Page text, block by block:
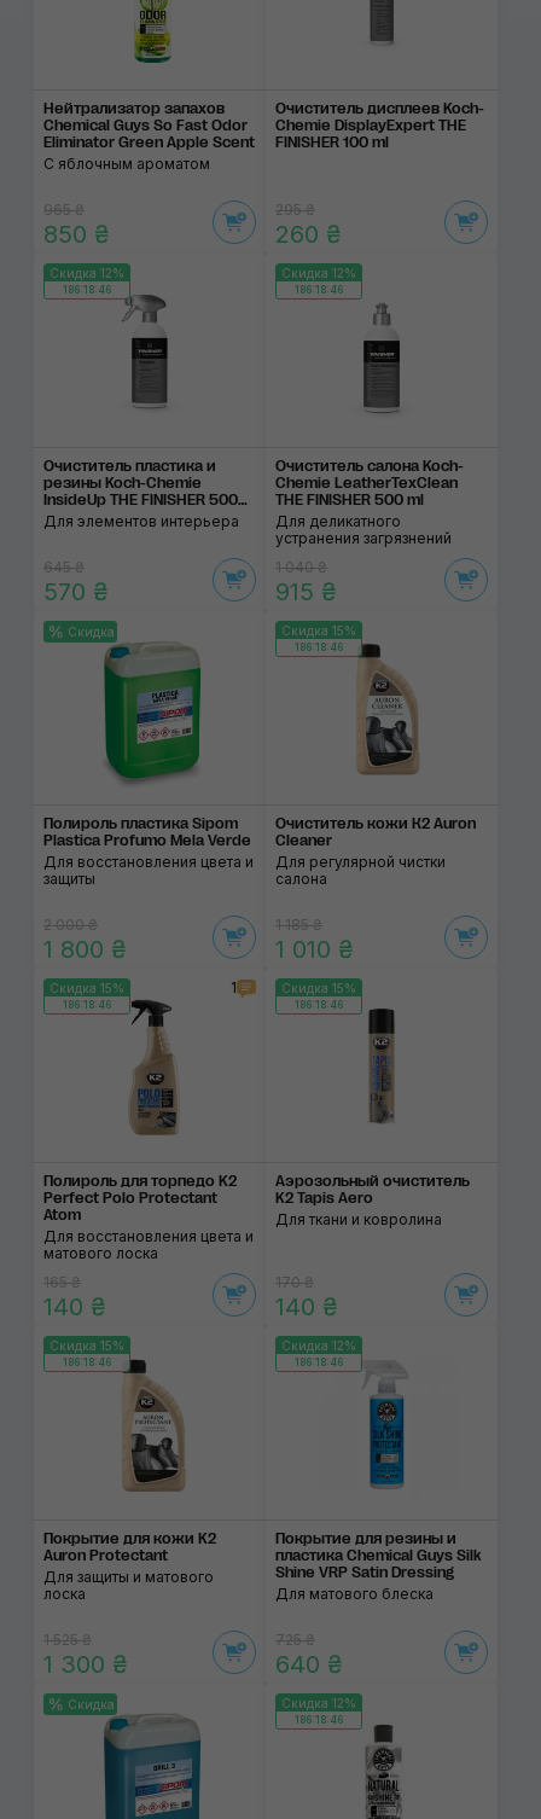
Нейтрализатор запа­хов
Chemical Guys So Fast Odor
Eliminator Green Apple Scent
С яблочным ароматом
965 ₴
850 ₴
Очиститель дисплеев Koch-
Chemie DisplayExpert THE
FINISHER 100 ml
295 ₴
260 ₴
Скидка 12%
186:18:46
Очиститель пластика и
резины Koch-Chemie
InsideUp THE FINISHER 500
ml
Для элементов интерьера
645 ₴
570 ₴
Скидка 12%
186:18:46
Очиститель салона Koch-
Chemie LeatherTexClean
THE FINISHER 500 ml
Для деликатного
устранения загрязнений
1 040 ₴
915 ₴
Скидка
Полироль пластика Sipom
Plastica Profumo Mela Verde
Для восстановления цвета и
защиты
2 000 ₴
1 800 ₴
Скидка 15%
186:18:46
Очиститель кожи К2 Auron
Cleaner
Для регулярной чистки
салона
1 185 ₴
1 010 ₴
Скидка 15%
186:18:46
1
Полироль для торпедо K2
Perfect Polo Protectant
Atom
Для восстановления цвета и
матового лоска
165 ₴
140 ₴
Скидка 15%
186:18:46
Аэрозольный очиститель
K2 Tapis Aero
Для ткани и ковролина
170 ₴
140 ₴
Скидка 15%
186:18:46
Покрытие для кожи K2
Auron Protectant
Для защиты и матового
лоска
1 525 ₴
1 300 ₴
Скидка 12%
186:18:46
Покрытие для резины и
пластика Chemical Guys Silk
Shine VRP Satin Dressing
Для матового блеска
725 ₴
640 ₴
Скидка Скидка 12%
186:18:46